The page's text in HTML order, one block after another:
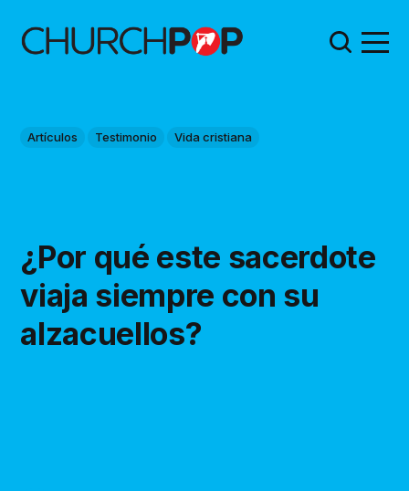
Artículos Testimonio Vida cristiana
¿Por qué este sacerdote
viaja siempre con su
alzacuellos?